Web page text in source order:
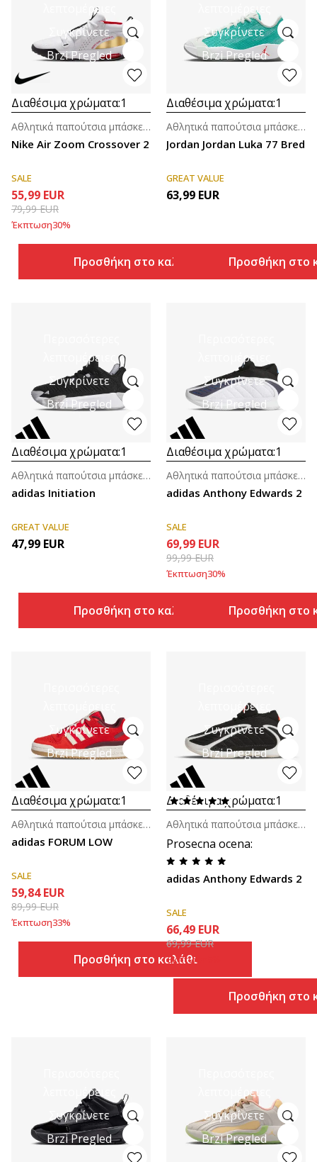
λεπτομέρειες
Συγκρίνετε
Brzi Pregled
Διαθέσιμα χρώματα:1
Nike Air Zoom Crossover 2
Αθλητικά παπούτσια μπάσκετ για μεγάλα παιδιά (8-14ε.)
SALE
55,99 EUR
79,99EUR
Έκπτωση30%
Προσθήκη στο καλάθι
λεπτομέρειες
Συγκρίνετε
Brzi Pregled
Διαθέσιμα χρώματα:1
Jordan Jordan Luka 77 Bred
Αθλητικά παπούτσια μπάσκετ για μεγάλα παιδιά (8-14ε.)
GREAT VALUE
63,99 EUR
Προσθήκη στο
λεπτομέρειες
Συγκρίνετε
Brzi Pregled
Διαθέσιμα χρώματα:1
adidas Initiation
Αθλητικά παπούτσια μπάσκετ για παιδιά (4-7ε.)
GREAT VALUE
47,99 EUR
Προσθήκη στο καλάθι
λεπτομέρειες
Συγκρίνετε
Brzi Pregled
Διαθέσιμα χρώματα:1
adidas Anthony Edwards 2
Αθλητικά παπούτσια μπάσκετ για μεγάλα παιδιά (8-14ε.)
SALE
69,99 EUR
99,99EUR
Έκπτωση30%
Προσθήκη στο
Συγκρίνετε
Brzi Pregled
Διαθέσιμα χρώματα:1
adidas FORUM LOW
Αθλητικά παπούτσια μπάσκετ για παιδιά (4-7ε.)
SALE
59,84 EUR
89,99EUR
Έκπτωση33%
Προσθήκη στο καλάθι
λεπτομέρειες
Συγκρίνετε
Brzi Pregled
Διαθέσιμα χρώματα:1
Prosecna ocena:
adidas Anthony Edwards 2
Αθλητικά παπούτσια μπάσκετ για μεγάλα παιδιά (8-14ε.)
SALE
66,49 EUR
69,99EUR
Έκπτωση
Προσθήκη στο
λεπτομέρειες
Συγκρίνετε
Brzi Pregled
λεπτομέρειες
Συγκρίνετε
Brzi Pregled